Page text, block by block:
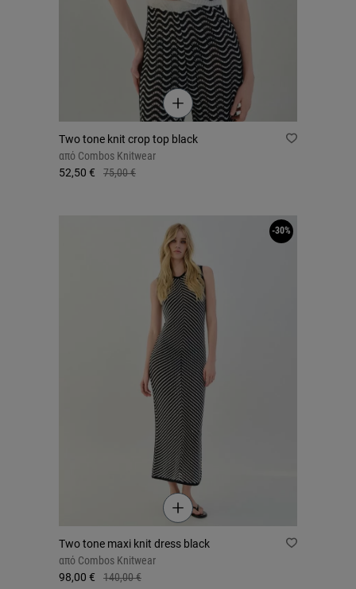
Two tone knit crop top black
από Combos Knitwear
52,50 €
75,00 €
Two tone maxi knit dress black
από Combos Knitwear
98,00 €
140,00 €
-30%